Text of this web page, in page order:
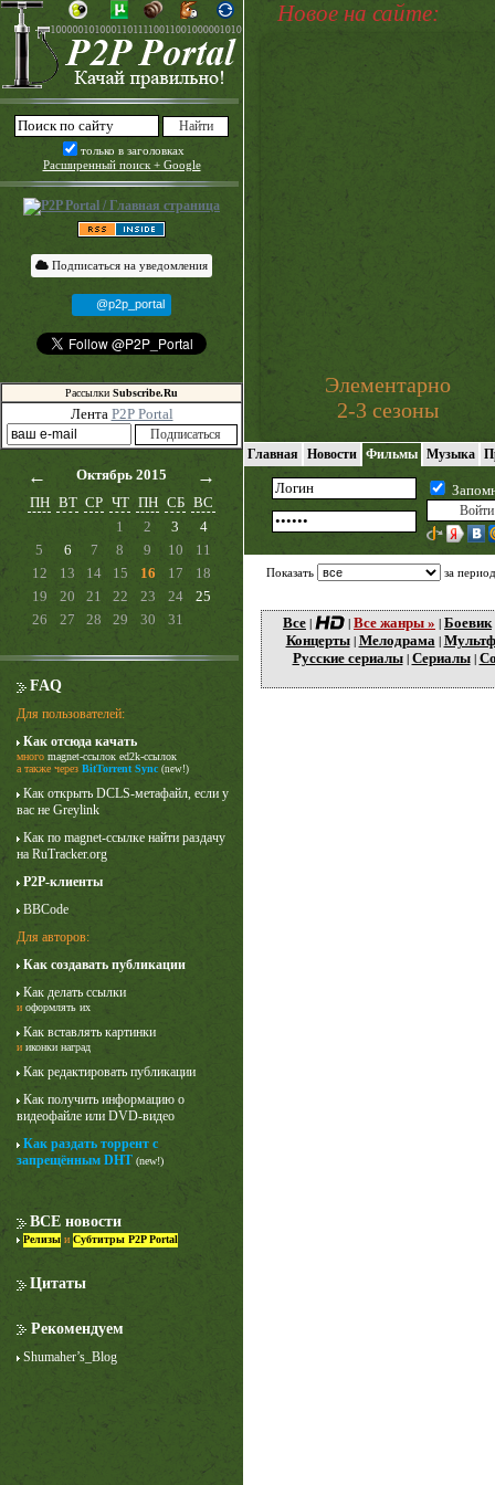
только в заголовках
Расширенный поиск + Google
Подписаться на уведомления
@p2p_portal
Рассылки Subscribe.Ru
Лента P2P Portal
← Октябрь 2015 →
ПН ВТ СР ЧТ ПН СБ ВС
1
2 3
4
5
6 7 8 9 10
11
12
13 14 15 16 17
18
19
20 21 22 23 24
25
26
27 28 29 30 31
FAQ
Для пользователей:
Как отсюда качать
много magnet-ссылок ed2k-ссылок
а также через BitTorrent Sync (new!)
Как открыть DCLS-метафайл, если у
вас не Greylink
Как по magnet-ссылке найти раздачу
на RuTracker.org
P2P-клиенты
BBCode
Для авторов:
Как создавать публикации
Как делать ссылки
и оформлять их
Как вставлять картинки
и иконки наград
Как редактировать публикации
Как получить информацию о
видеофайле или DVD-видео
Как раздать торрент с
запрещённым DHT (new!)
ВСЕ новости
Релизы и Субтитры P2P Portal
Цитаты
Рекомендуем
Shumaher’s_Blog
Новое на сайте:
Элементарно
2-3 сезоны
Главная Новости Фильмы Музыка
Показать за
Все Все жанры » Боевик
Концерты| Мелодрама
Русские сериалы| Сериалы|